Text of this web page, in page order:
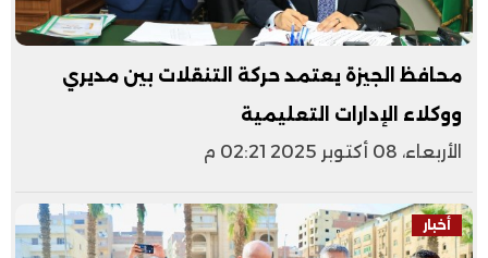
محافظ الجيزة يعتمد حركة التنقلات بين مديري
ووكلاء الإدارات التعليمية
الأربعاء، 08 أكتوبر 2025 02:21 م
أخبار